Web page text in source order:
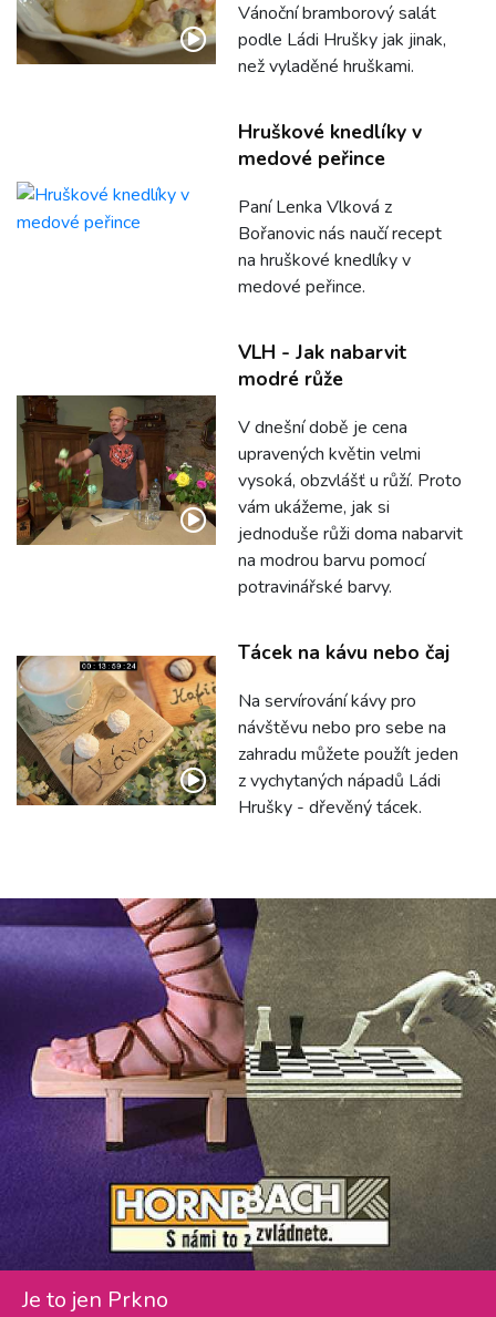
Vánoční bramborový salát
podle Ládi Hrušky jak jinak,
než vyladěné hruškami.
Hruškové knedlíky v
medové peřince
Paní Lenka Vlková z
Bořanovic nás naučí recept
na hruškové knedlíky v
medové peřince.
VLH - Jak nabarvit
modré růže
V dnešní době je cena
upravených květin velmi
vysoká, obzvlášť u růží. Proto
vám ukážeme, jak si
jednoduše růži doma nabarvit
na modrou barvu pomocí
potravinářské barvy.
Tácek na kávu nebo čaj
Na servírování kávy pro
návštěvu nebo pro sebe na
zahradu můžete použít jeden
z vychytaných nápadů Ládi
Hrušky - dřevěný tácek.
Je to jen Prkno